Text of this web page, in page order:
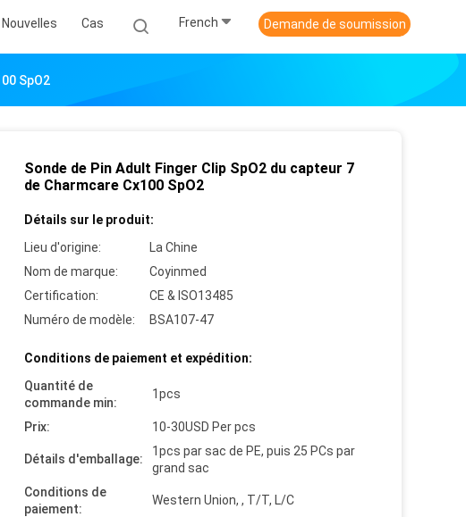
Nouvelles Cas French Demande de soumission
SpO2
Sonde de Pin Adult Finger Clip SpO2 du capteur 7
de Charmcare Cx100 SpO2
Détails sur le produit:
Lieu d'origine:
La Chine
Nom de marque:
Coyinmed
Certification:
CE & ISO13485
Numéro de modèle:
BSA107-47
Conditions de paiement et expédition:
Quantité de
commande min:
1pcs
Prix: 10-30USD Per pcs
Détails d'emballage:
1pcs par sac de PE, puis 25 PCs par
grand sac
Conditions de
paiement:
Western Union, , T/T, L/C